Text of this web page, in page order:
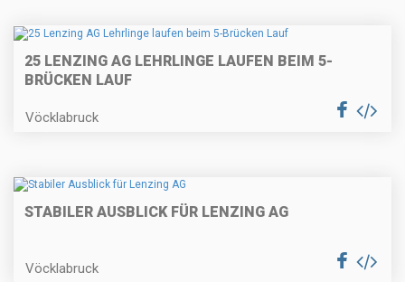
25 LENZING AG LEHRLINGE LAUFEN BEIM 5-
BRÜCKEN LAUF
Vöcklabruck
STABILER AUSBLICK FÜR LENZING AG
Vöcklabruck